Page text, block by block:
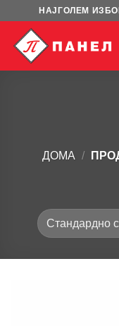
content
НАЈГОЛЕМ
ДОМА /